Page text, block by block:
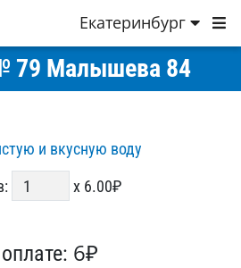
Екатеринбург
79 Малышева 84
и вкусную воду
x 6.00₽
6₽